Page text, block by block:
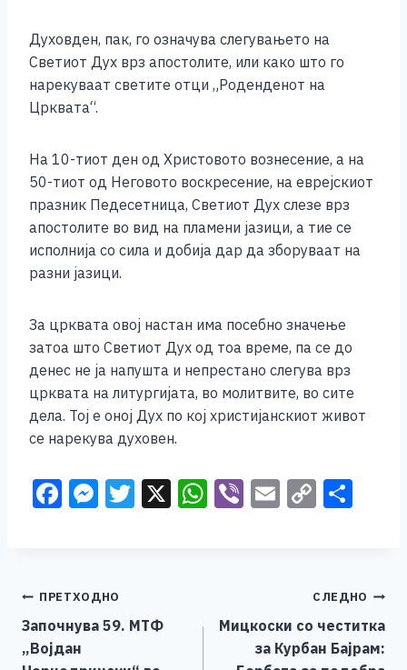
Духовден, пак, го означува слегувањето на
Светиот Дух врз апостолите, или како што го
нарекуваат светите отци „Роденденот на
Црквата“.
На 10-тиот ден од Христовото вознесение, а на
50-тиот од Неговото воскресение, на еврејскиот
празник Педесетница, Светиот Дух слезе врз
апостолите во вид на пламени јазици, а тие се
исполнија со сила и добија дар да зборуваат на
разни јазици.
За црквата овој настан има посебно значење
затоа што Светиот Дух од тоа време, па се до
денес не ја напушта и непрестано слегува врз
црквата на литургијата, во молитвите, во сите
дела. Тој е оној Дух по кој христијанскиот живот
се нарекува духовен.
F
b
o
M
n
g
T X W
A
p
Vi E C
Li
n
Навигација
на
ПРЕТХОДНО
Започнува 59. МТФ
„Војдан
СЛЕДНО
Мицкоски со честитка
за Курбан Бајрам: